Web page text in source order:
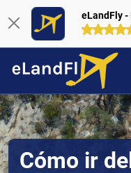
eLandFly -
Cómo ir